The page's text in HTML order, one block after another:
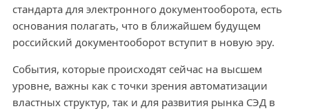
стандарта для электронного документооборота, есть
основания полагать, что в ближайшем будущем
российский документооборот вступит в новую эру.
События, которые происходят сейчас на высшем
уровне, важны как с точки зрения автоматизации
властных структур, так и для развития рынка СЭД в